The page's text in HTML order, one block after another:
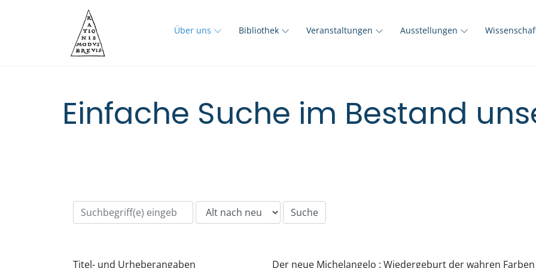
Über uns Bibliothek Veranstaltungen Ausstellungen
Einfache Suche im Bestand
Titel- und Urheberangaben Der neue Michelangelo : Wiedergeburt der wahren